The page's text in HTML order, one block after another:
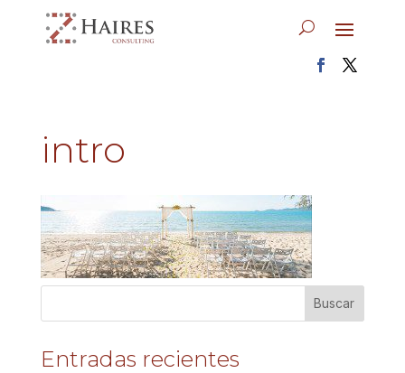
intro
Entradas recientes